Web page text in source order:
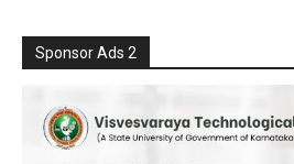
Sponsor Ads 2